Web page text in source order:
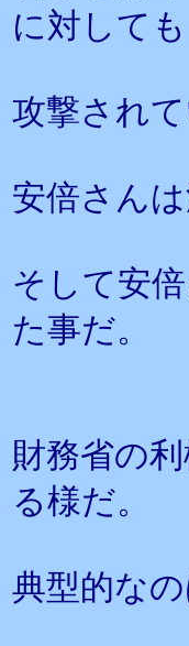
に対しても
攻撃され
安倍さん
そして安
た事だ。
財務省の
る様だ。
典型的なの